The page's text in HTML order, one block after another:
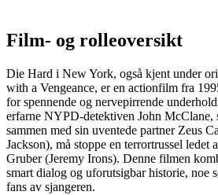
Film- og rolleoversikt
Die Hard i New York, også kjent under
with a Vengeance, er en actionfilm fra
for spennende og nervepirrende
erfarne NYPD-detektiven John
sammen med sin uventede partner Zeus
Jackson), må stoppe en terrortrussel ledet
Gruber (Jeremy Irons). Denne filmen
smart dialog og uforutsigbar historie, noe
fans av sjangeren.